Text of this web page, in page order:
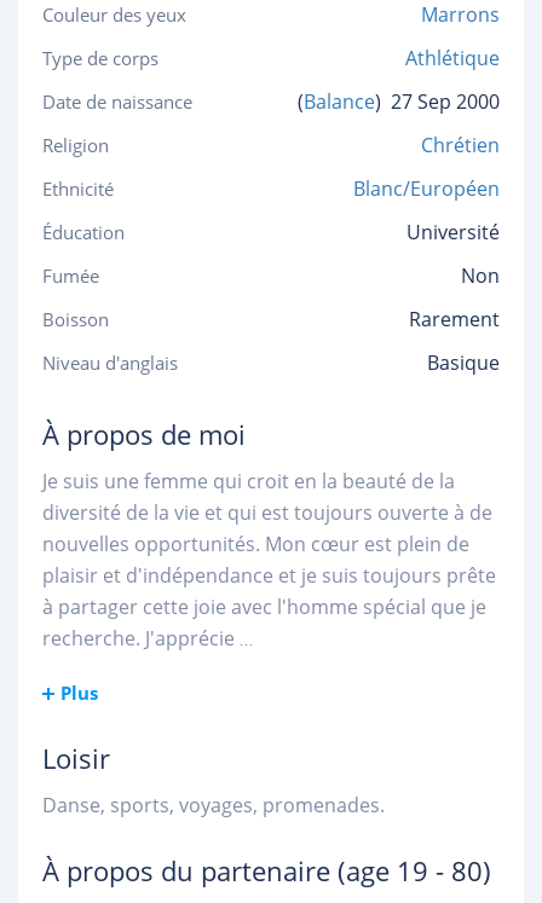
Couleur des yeux Marrons
Type de corps Athlétique
Date de naissance (Balance) 27 Sep 2000
Religion Chrétien
Ethnicité Blanc/Européen
Éducation Université
Fumée Non
Boisson Rarement
Niveau d'anglais Basique
À propos de moi
Je suis une femme qui croit en la beauté de la
diversité de la vie et qui est toujours ouverte à de
nouvelles opportunités. Mon cœur est plein de
plaisir et d'indépendance et je suis toujours prête
à partager cette joie avec l'homme spécial que je
recherche. J'apprécie ...
Plus
Loisir
Danse, sports, voyages, promenades.
À propos du partenaire (age 19 - 80)